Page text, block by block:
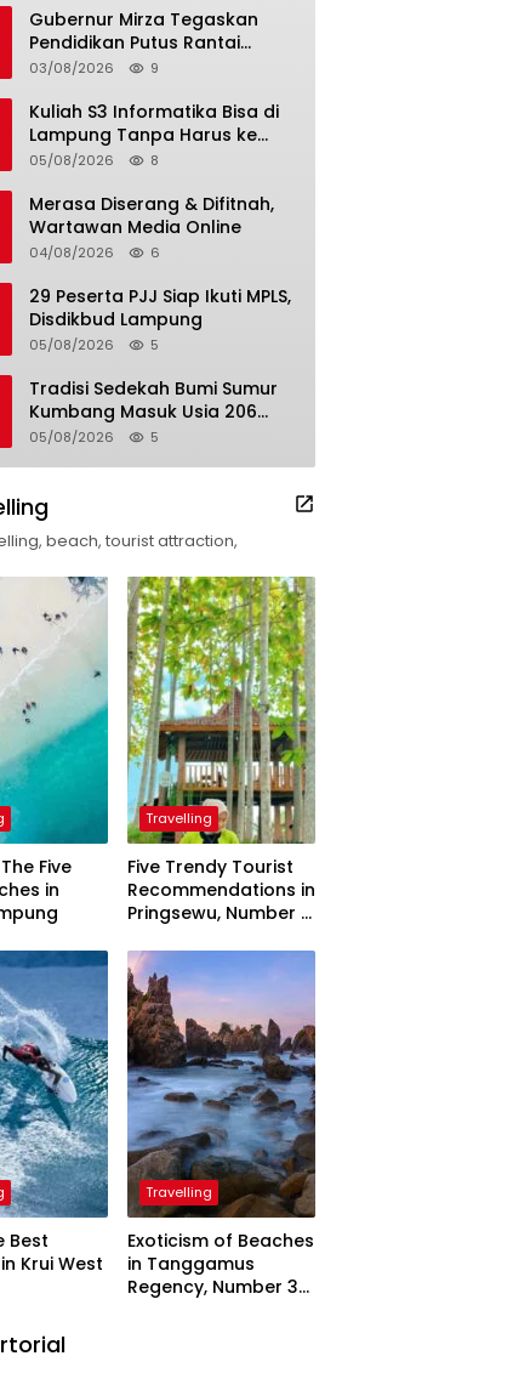
Gubernur Mirza Tegaskan
Pendidikan Putus Rantai
Kemiskinan
03/08/2026 9
Kuliah S3 Informatika Bisa di
Lampung Tanpa Harus ke
Luar Daerah
05/08/2026 8
Merasa Diserang & Difitnah,
Wartawan Media Online
04/08/2026 6
29 Peserta PJJ Siap Ikuti MPLS,
Disdikbud Lampung
05/08/2026 5
Tradisi Sedekah Bumi Sumur
Kumbang Masuk Usia 206
Tahun
05/08/2026 5
beach, tourist attraction,
Five
in
Travelling
Five Trendy Tourist
Recommendations in
Pringsewu, Number 3
President
Best
Krui West
Travelling
Exoticism of Beaches
in Tanggamus
Regency, Number 3